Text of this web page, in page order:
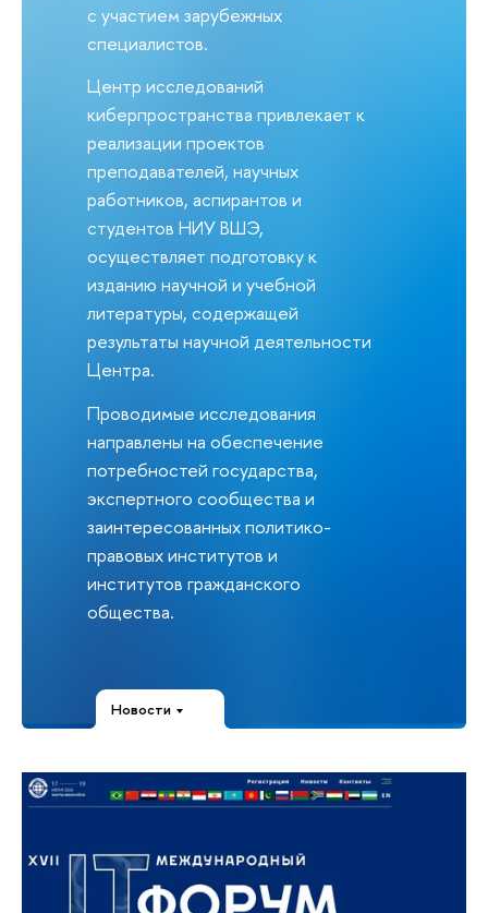
с участием зарубежных
специалистов.
Центр исследований
киберпространства привлекает к
реализации проектов
преподавателей, научных
работников, аспирантов и
студентов НИУ ВШЭ,
осуществляет подготовку к
изданию научной и учебной
литературы, содержащей
результаты научной деятельности
Центра.
Проводимые исследования
направлены на обеспечение
потребностей государства,
экспертного сообщества и
заинтересованных политико-
правовых институтов и
институтов гражданского
общества.
Новости